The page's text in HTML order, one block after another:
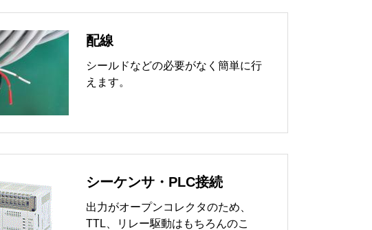
配線
シールドなどの必要がなく簡単に行
えます。
シーケンサ・PLC接続
出力がオープンコレクタのため、
TTL、リレー駆動はもちろんのこ